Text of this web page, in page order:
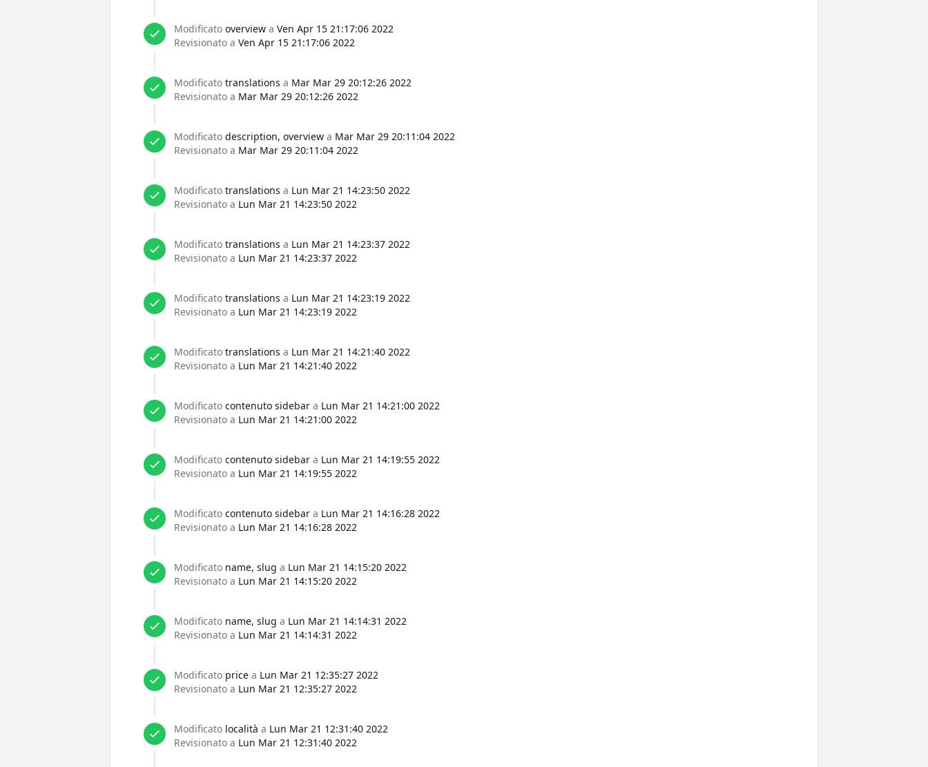
Modificato overview a Ven Apr 15 21:17:06 2022
Revisionato a Ven Apr 15 21:17:06 2022
Modificato translations a Mar Mar 29 20:12:26 2022
Revisionato a Mar Mar 29 20:12:26 2022
Modificato description, overview a Mar Mar 29 20:11:04 2022
Revisionato a Mar Mar 29 20:11:04 2022
Modificato translations a Lun Mar 21 14:23:50 2022
Revisionato a Lun Mar 21 14:23:50 2022
Modificato translations a Lun Mar 21 14:23:37 2022
Revisionato a Lun Mar 21 14:23:37 2022
Modificato translations a Lun Mar 21 14:23:19 2022
Revisionato a Lun Mar 21 14:23:19 2022
Modificato translations a Lun Mar 21 14:21:40 2022
Revisionato a Lun Mar 21 14:21:40 2022
Modificato contenuto sidebar a Lun Mar 21 14:21:00 2022
Revisionato a Lun Mar 21 14:21:00 2022
Modificato contenuto sidebar a Lun Mar 21 14:19:55 2022
Revisionato a Lun Mar 21 14:19:55 2022
Modificato contenuto sidebar a Lun Mar 21 14:16:28 2022
Revisionato a Lun Mar 21 14:16:28 2022
Modificato name, slug a Lun Mar 21 14:15:20 2022
Revisionato a Lun Mar 21 14:15:20 2022
Modificato name, slug a Lun Mar 21 14:14:31 2022
Revisionato a Lun Mar 21 14:14:31 2022
Modificato price a Lun Mar 21 12:35:27 2022
Revisionato a Lun Mar 21 12:35:27 2022
Modificato località a Lun Mar 21 12:31:40 2022
Revisionato a Lun Mar 21 12:31:40 2022